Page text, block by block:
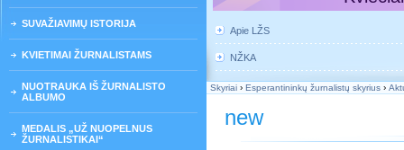
SUVAŽIAVIMŲ ISTORIJA
KVIETIMAI ŽURNALISTAMS
NUOTRAUKA IŠ ŽURNALISTO
ALBUMO
MEDALIS „UŽ NUOPELNUS
ŽURNALISTIKAI“
Apie LŽS
NŽKA
Skyriai › Esperantininkų žurnalistų skyrius ›
new